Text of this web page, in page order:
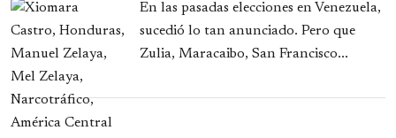
En las pasadas elecciones en Venezuela,
sucedió lo tan anunciado. Pero que
Zulia, Maracaibo, San Francisco...